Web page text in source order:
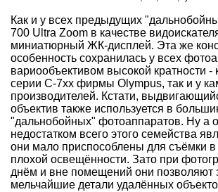
Как и у всех предыдущих
700 Ultra Zoom в качестве
миниатюрный ЖК-дисплей. Эта же
особенность сохранилась у всех
вариообъективом высокой кратности -
серии C-7xx фирмы Olympus, так и у
производителей. Кстати,
объектив также используется в
"дальнобойных" фотоаппаратов. Ну а
недостатком всего этого семейства
они мало приспособлены для съёмки в
плохой освещённости. Зато при
днём и вне помещений они позволяют
мельчайшие детали удалённых